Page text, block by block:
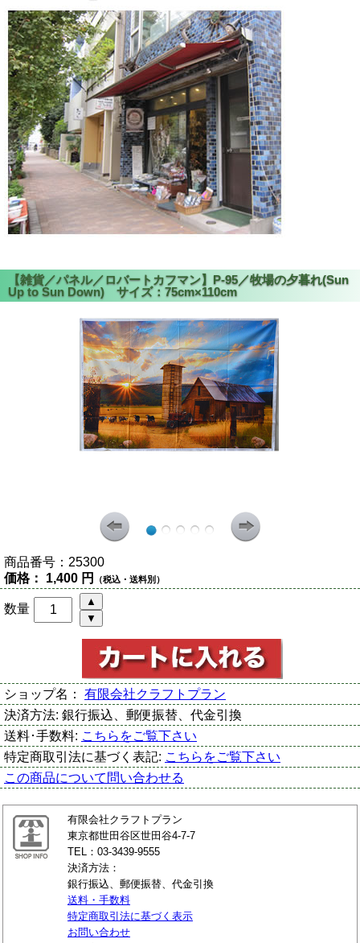
商品番号： 25300
価格： 1,400 円 （税込・送料別）
数量
ショップ名： 有限会社クラフトプラン
決済方法: 銀行振込、郵便振替、代金引換
送料･手数料: こちらをご覧下さい
特定商取引法に基づく表記: こちらをご覧下さい
この商品について問い合わせる
有限会社クラフトプラン
東京都世田谷区世田谷4-7-7
TEL：03-3439-9555
決済方法：
銀行振込、郵便振替、代金引換
送料・手数料
特定商取引法に基づく表示
お問い合わせ